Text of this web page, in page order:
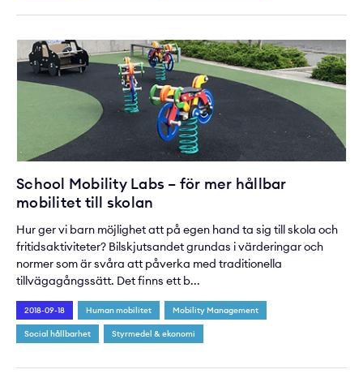
School Mobility Labs – för mer hållbar
mobilitet till skolan
Hur ger vi barn möjlighet att på egen hand ta sig till skola och
fritidsaktiviteter? Bilskjutsandet grundas i värderingar och
normer som är svåra att påverka med traditionella
tillvägagångssätt. Det finns ett b...
2018-09-18 Human mobilitet Mobility Management
Social hållbarhet Styrmedel & ekonomi